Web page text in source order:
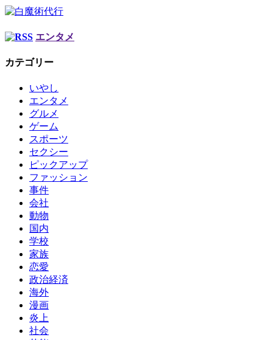
エンタメ
カテゴリー
いやし
エンタメ
グルメ
ゲーム
スポーツ
セクシー
ピックアップ
ファッション
事件
会社
動物
国内
学校
家族
恋愛
政治経済
海外
漫画
炎上
社会